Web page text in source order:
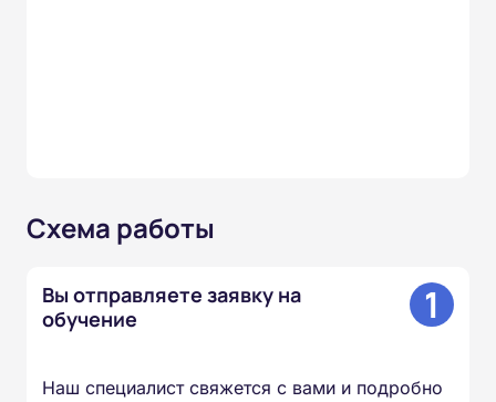
Схема работы
Вы отправляете заявку на
обучение
1
Наш специалист свяжется с вами и подробно